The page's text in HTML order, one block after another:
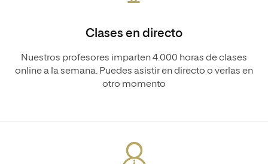
Clases en directo
Nuestros profesores imparten 4.000 horas de clases
online a la semana. Puedes asistir en directo o verlas en
otro momento